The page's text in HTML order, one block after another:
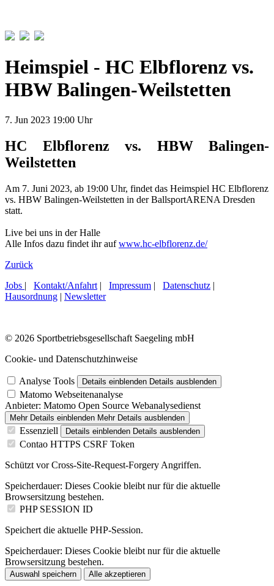
Heimspiel - HC Elbflorenz vs.
HBW Balingen-Weilstetten
7. Jun 2023 19:00 Uhr
HC Elbflorenz vs. HBW Balingen-
Weilstetten
Am 7. Juni 2023, ab 19:00 Uhr, findet das Heimspiel HC Elbflorenz
vs. HBW Balingen-Weilstetten in der BallsportARENA Dresden
statt.
Live bei uns in der Halle
Alle Infos dazu findet ihr aufwww.hc-elbflorenz.de/
Zurück
Jobs | Kontakt/Anfahrt | Impressum | Datenschutz |
Hausordnung | Newsletter
© 2026 Sportbetriebsgesellschaft Saegeling mbH
Cookie- und Datenschutzhinweise
Analyse Tools Details einblenden Details ausblenden
Matomo Webseitenanalyse
Anbieter: Matomo Open Source Webanalysedienst
Mehr Details einblenden Mehr Details ausblenden
Essenziell Details einblenden Details ausblenden
Contao HTTPS CSRF Token
Schützt vor Cross-Site-Request-Forgery Angriffen.
Speicherdauer: Dieses Cookie bleibt nur für die aktuelle
Browsersitzung bestehen.
PHP SESSION ID
Speichert die aktuelle PHP-Session.
Speicherdauer: Dieses Cookie bleibt nur für die aktuelle
Browsersitzung bestehen.
Auswahl speichern Alle akzeptieren